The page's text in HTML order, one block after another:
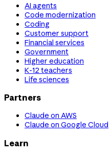
AI agents
Code modernization
Coding
Customer support
Financial services
Government
Higher education
K-12 teachers
Life sciences
Partners
Claude on AWS
Claude on Google Cloud
Learn